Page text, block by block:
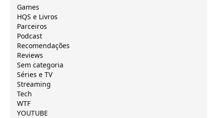
Games
HQS e Livros
Parceiros
Podcast
Recomendações
Reviews
Sem categoria
Séries e TV
Streaming
Tech
WTF
YOUTUBE